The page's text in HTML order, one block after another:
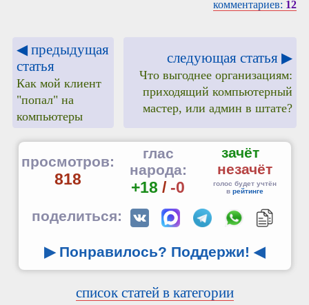
комментариев: 12
◀ предыдущая
статья
Как мой клиент
"попал" на
компьютеры
следующая статья ▶
Что выгоднее организациям:
приходящий компьютерный
мастер, или админ в штате?
просмотров:
818
глас
народа:
+18 / -0
зачёт
незачёт
голос будет учтён
в рейтинге
поделиться:
▶ Понравилось? Поддержи! ◀
список статей в категории